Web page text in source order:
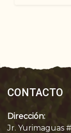
CONTACTO
Dirección:
Jr. Yurimaguas